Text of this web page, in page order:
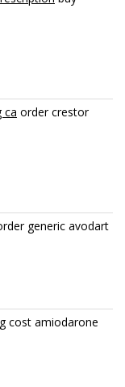
ca order crestor
generic avodart
cost amiodarone